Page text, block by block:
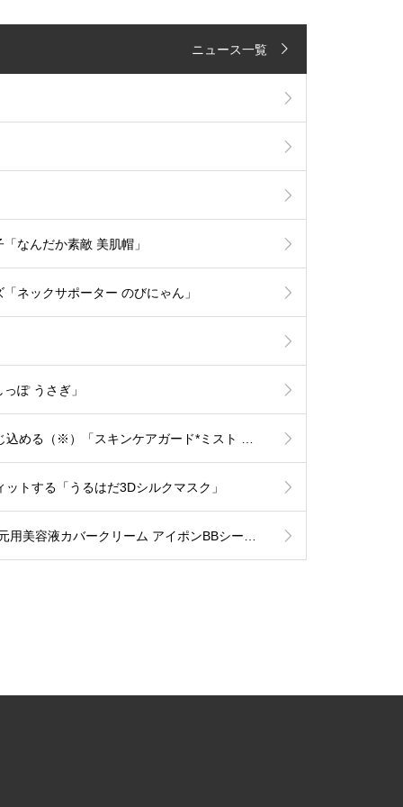
ニュース一覧
なんだか素敵 美肌帽」
ネックサポーター のびにゃん」
ぽ うさぎ」
トする「うるはだ3Dシルクマスク」